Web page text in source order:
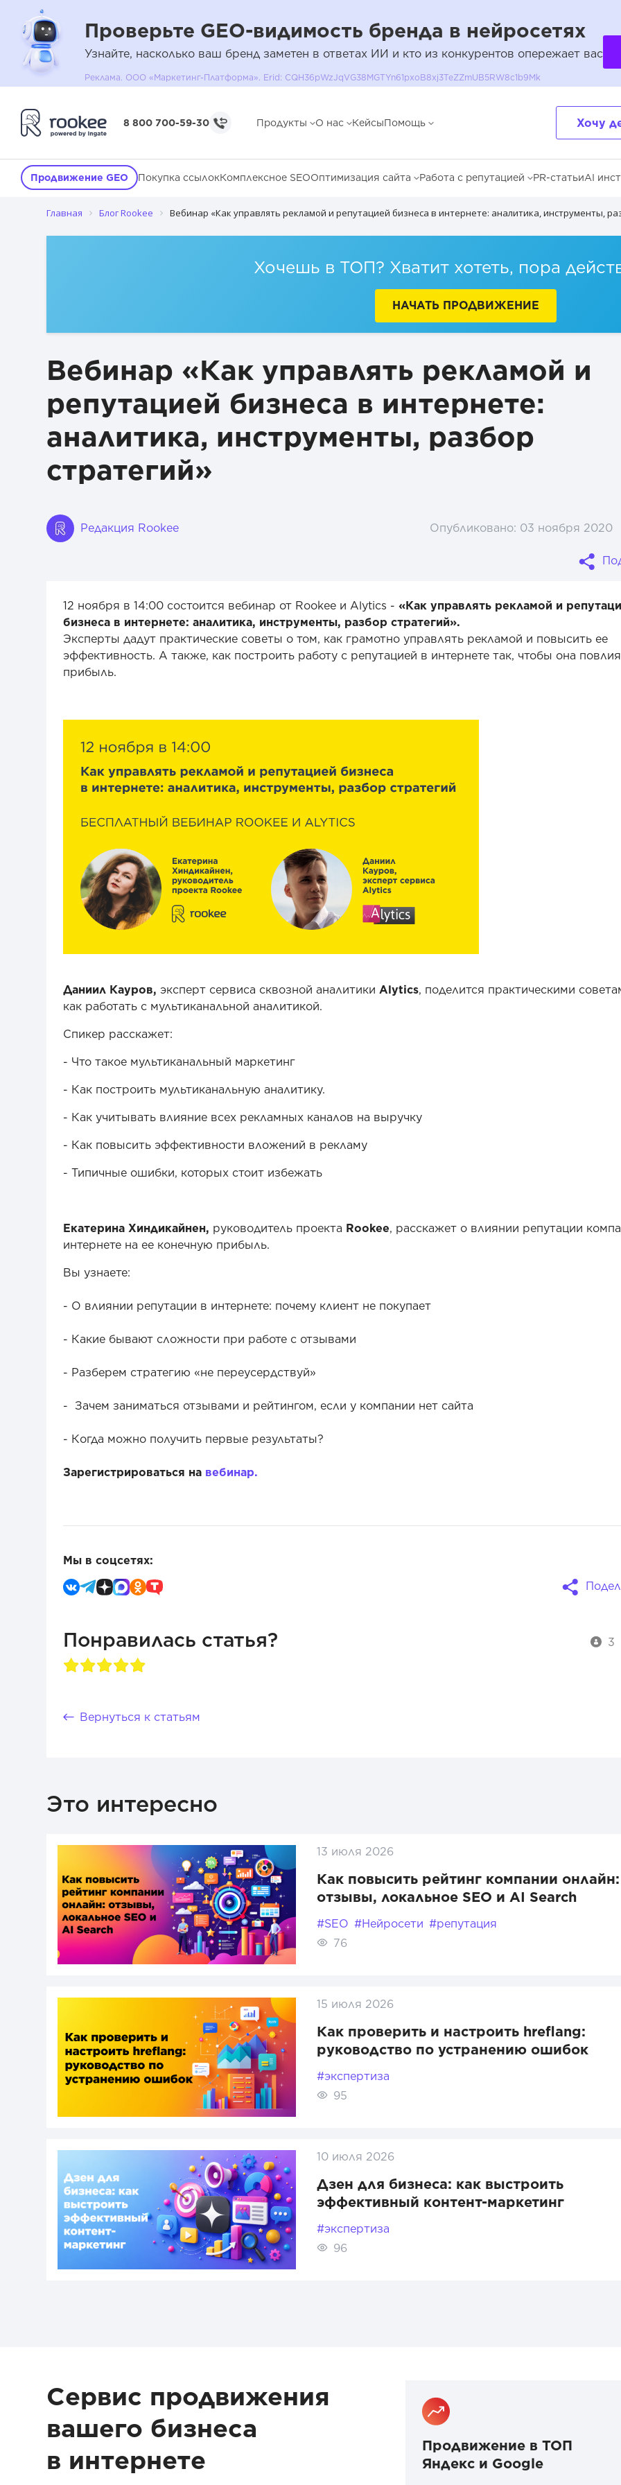
Проверьте GEO-видимость бренда в нейросетях
Узнайте, насколько ваш бренд заметен в ответах ИИ и кто из конкурентов опережает вас
Реклама. ООО «Маркетинг-Платформа». Erid: CQH36pWzJqVG38MGTYn61pxoB8xj3TeZZmUB5RW8c1b9Mk
8 800 700-59-30 Продукты О нас КейсыПомощь Хочу
Продвижение GEO Покупка ссылокКомплексное SEOОптимизация сайта Работа с репутацией PR-статьиAI
Главная Блог Rookee Вебинар «Как управлять рекламой и репутацией бизнеса в интернете: аналитика, инструменты,
Хочешь в ТОП? Хватит хотеть, пора
НАЧАТЬ ПРОДВИЖЕНИЕ
Вебинар «Как управлять рекламой и
репутацией бизнеса в интернете:
аналитика, инструменты, разбор
стратегий»
Редакция Rookee Опубликовано: 03 ноября 2020
12 ноября в 14:00 состоится вебинар от Rookee и Alytics - «Как управлять рекламой и
бизнеса в интернете: аналитика, инструменты, разбор стратегий».
Эксперты дадут практические советы о том, как грамотно управлять рекламой и повысить ее
эффективность. А также, как построить работу с репутацией в интернете так, чтобы она
прибыль.
Даниил Кауров, эксперт сервиса сквозной аналитики Alytics, поделится практическими
как работать с мультиканальной аналитикой.
Спикер расскажет:
- Что такое мультиканальный маркетинг
- Как построить мультиканальную аналитику.
- Как учитывать влияние всех рекламных каналов на выручку
- Как повысить эффективности вложений в рекламу
- Типичные ошибки, которых стоит избежать
Екатерина Хиндикайнен, руководитель проекта Rookee, расскажет о влиянии репутации
интернете на ее конечную прибыль.
Вы узнаете:
- О влиянии репутации в интернете: почему клиент не покупает
- Какие бывают сложности при работе с отзывами
- Разберем стратегию «не переусердствуй»
- Зачем заниматься отзывами и рейтингом, если у компании нет сайта
- Когда можно получить первые результаты?
Зарегистрироваться на вебинар.
Мы в соцсетях:
Понравилась статья? 3
Вернуться к статьям
Это интересно
13 июля 2026
Как повысить рейтинг компании онлайн:
отзывы, локальное SEO и AI Search
#SEO #Нейросети #репутация
76
15 июля 2026
Как проверить и настроить hreflang:
руководство по устранению ошибок
#экспертиза
95
10 июля 2026
Дзен для бизнеса: как выстроить
эффективный контент-маркетинг
#экспертиза
96
Сервис продвижения
вашего бизнеса
в интернете
Продвижение в ТОП
Яндекс и Google